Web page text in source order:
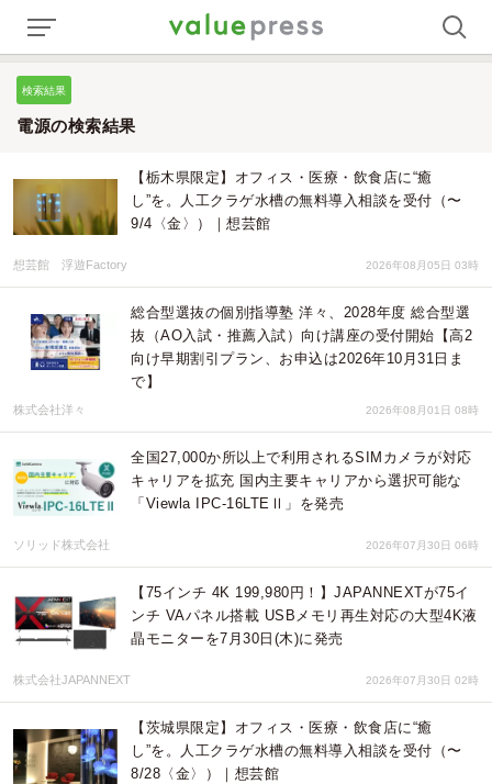
検索結果
電源の検索結果
【栃木県限定】オフィス・医療・飲食店に“癒
し”を。人工クラゲ水槽の無料導入相談を受付（〜
9/4〈金〉）｜想芸館
想芸館 浮遊Factory 2026年08月05日 03時
総合型選抜の個別指導塾 洋々、2028年度 総合型選
抜（AO入試・推薦入試）向け講座の受付開始【高2
向け早期割引プラン、お申込は2026年10月31日ま
で】
株式会社洋々 2026年08月01日 08時
全国27,000か所以上で利用されるSIMカメラが対応
キャリアを拡充 国内主要キャリアから選択可能な
「Viewla IPC-16LTEⅡ」を発売
ソリッド株式会社 2026年07月30日 06時
【75インチ 4K 199,980円！】JAPANNEXTが75イ
ンチ VAパネル搭載 USBメモリ再生対応の大型4K液
晶モニターを7月30日(木)に発売
株式会社JAPANNEXT 2026年07月30日 02時
【茨城県限定】オフィス・医療・飲食店に“癒
し”を。人工クラゲ水槽の無料導入相談を受付（〜
8/28〈金〉）｜想芸館